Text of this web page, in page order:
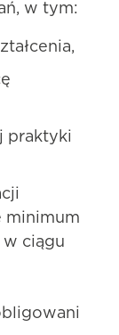
w tym:
praktyki
minimum
ciągu